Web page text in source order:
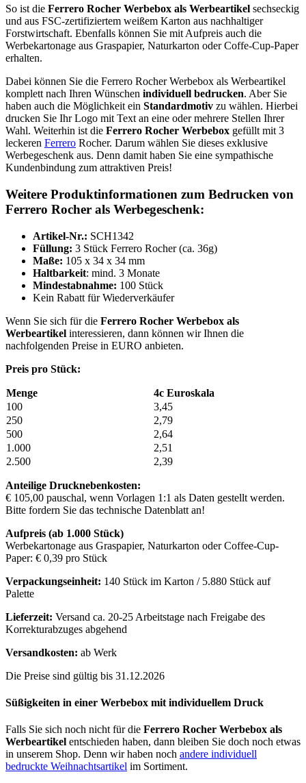
So ist die Ferrero Rocher Werbebox als Werbeartikel sechseckig
und aus FSC-zertifiziertem weißem Karton aus nachhaltiger
Forstwirtschaft. Ebenfalls können Sie mit Aufpreis auch die
Werbekartonage aus Graspapier, Naturkarton oder Coffe-Cup-Paper
erhalten.
Dabei können Sie die Ferrero Rocher Werbebox als Werbeartikel
komplett nach Ihren Wünschen individuell bedrucken. Aber Sie
haben auch die Möglichkeit ein Standardmotiv zu wählen. Hierbei
drucken Sie Ihr Logo mit Text an eine oder mehrere Stellen Ihrer
Wahl. Weiterhin ist die Ferrero Rocher Werbebox gefüllt mit 3
leckeren Ferrero Rocher. Darum wählen Sie dieses exklusive
Werbegeschenk aus. Denn damit haben Sie eine sympathische
Kundenbindung zum attraktiven Preis!
Weitere Produktinformationen zum Bedrucken von
Ferrero Rocher als Werbegeschenk:
Artikel-Nr.: SCH1342
Füllung: 3 Stück Ferrero Rocher (ca. 36g)
Maße: 105 x 34 x 34 mm
Haltbarkeit: mind. 3 Monate
Mindestabnahme: 100 Stück
Kein Rabatt für Wiederverkäufer
Wenn Sie sich für die Ferrero Rocher Werbebox als
Werbeartikel interessieren, dann können wir Ihnen die
nachfolgenden Preise in EURO anbieten.
Preis pro Stück:
Menge
4c Euroskala
100
3,45
250
2,79
500
2,64
1.000
2,51
2.500
2,39
Anteilige Drucknebenkosten:
€ 105,00 pauschal, wenn Vorlagen 1:1 als Daten gestellt werden.
Bitte fordern Sie das technische Datenblatt an!
Aufpreis (ab 1.000 Stück)
Werbekartonage aus Graspapier, Naturkarton oder Coffee-Cup-
Paper: € 0,39 pro Stück
Verpackungseinheit: 140 Stück im Karton / 5.880 Stück auf
Palette
Lieferzeit: Versand ca. 20-25 Arbeitstage nach Freigabe des
Korrekturabzuges abgehend
Versandkosten: ab Werk
Die Preise sind gültig bis 31.12.2026
Süßigkeiten in einer Werbebox mit individuellem Druck
Falls Sie sich noch nicht für die Ferrero Rocher Werbebox als
Werbeartikel entschieden haben, dann bleiben Sie doch noch etwas
in unserem Shop. Denn wir haben noch andere individuell
bedruckte Weihnachtsartikel im Sortiment.